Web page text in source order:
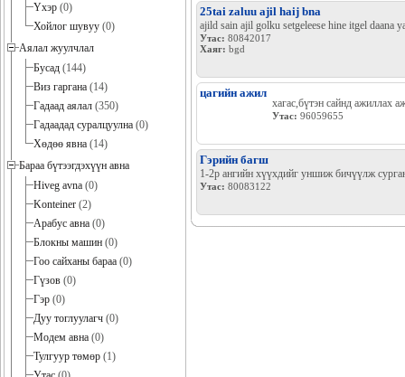
Үхэр (0)
Хойлог шувуу (0)
Аялал жуулчлал
Бусад (144)
Виз гаргана (14)
Гадаад аялал (350)
Гадаадад суралцуулна (0)
Хөдөө явна (14)
Бараа бүтээгдэхүүн авна
Hiveg avna (0)
Konteiner (2)
Арабус авна (0)
Блокны машин (0)
Гоо сайханы бараа (0)
Гүзов (0)
Гэр (0)
Дуу тоглуулагч (0)
Модем авна (0)
Тулгуур төмөр (1)
25tai zaluu ajil haij bna
ajild sain ajil golku setgeleese hine itgel daana
Утас: 80842017
Хаяг: bgd
цагийн ажил
хагас,бүтэн сайнд ажиллах
Утас: 96059655
Гэрийн багш
1-2р ангийн хүүхдийг уншиж бичүүлж
Утас: 80083122